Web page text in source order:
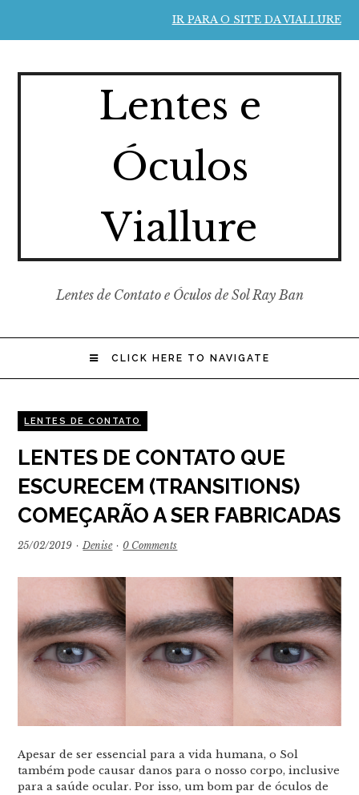
IR PARA O SITE DA VIALLURE
Lentes e
Óculos
Viallure
Lentes de Contato e Óculos de Sol Ray Ban
CLICK HERE TO NAVIGATE
LENTES DE CONTATO
LENTES DE CONTATO QUE
ESCURECEM (TRANSITIONS)
COMEÇARÃO A SER FABRICADAS
25/02/2019 · Denise · 0 Comments
Apesar de ser essencial para a vida humana, o Sol
também pode causar danos para o nosso corpo, inclusive
para a saúde ocular. Por isso, um bom par de óculos de